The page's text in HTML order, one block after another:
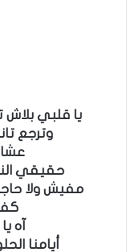
يا قلبي
وترجع
حقيقي
مفيش ولا
آه
أيامنا